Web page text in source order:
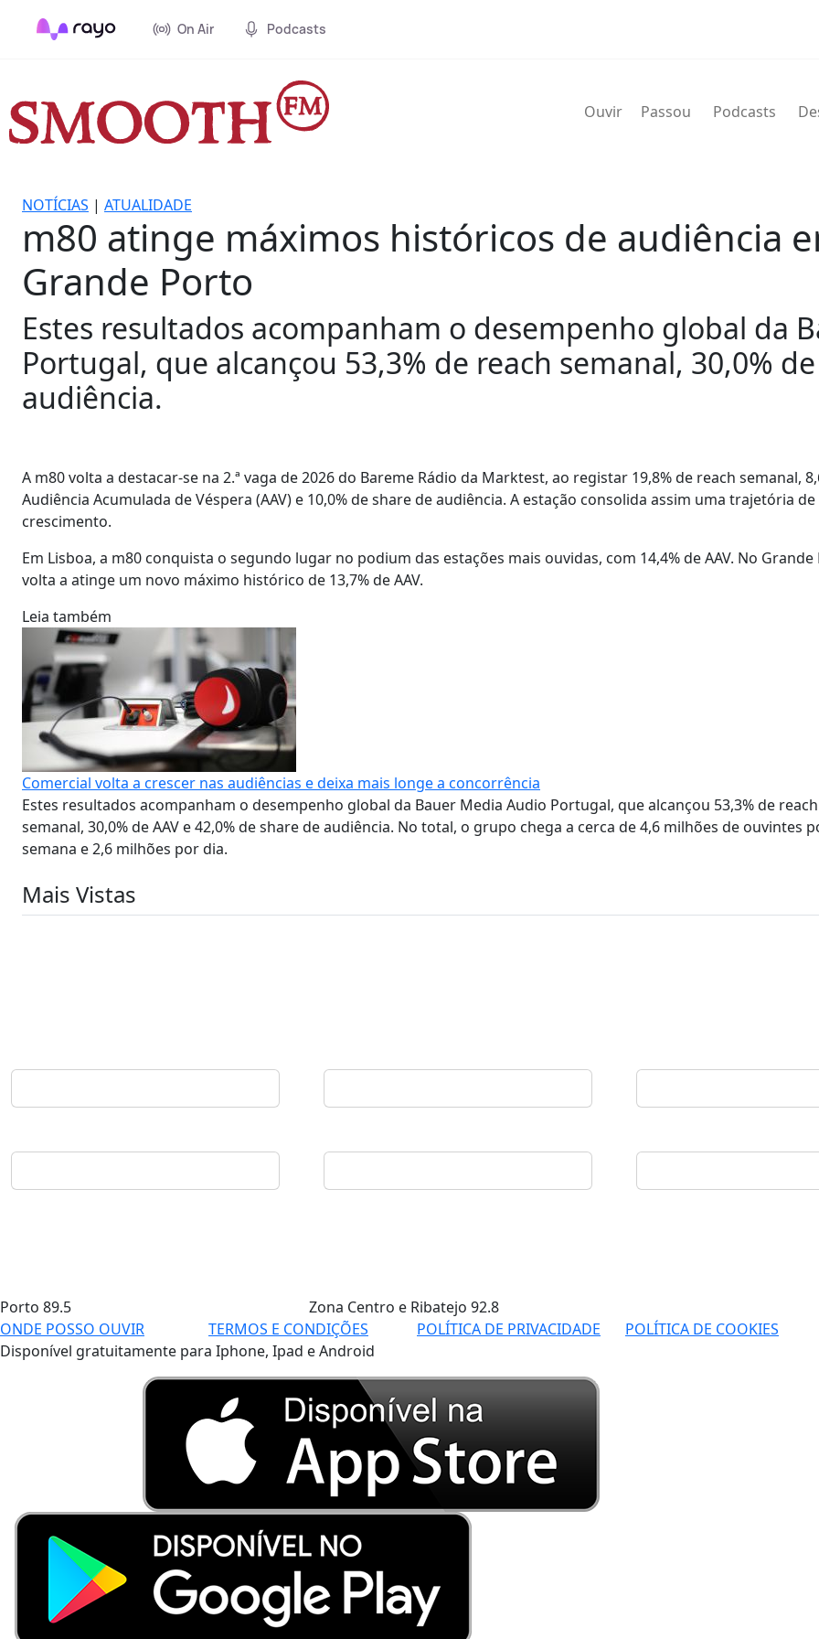
On Air Podcasts
Ouvir Passou Podcasts
NOTÍCIAS | ATUALIDADE
m80 atinge máximos históricos de audiência
Grande Porto
Estes resultados acompanham o desempenho global da
Portugal, que alcançou 53,3% de reach semanal, 30,0%
audiência.
A m80 volta a destacar-se na 2.ª vaga de 2026 do Bareme Rádio da Marktest, ao registar 19,8% de reach semanal,
Audiência Acumulada de Véspera (AAV) e 10,0% de share de audiência. A estação consolida assim uma trajetória de
crescimento.
Em Lisboa, a m80 conquista o segundo lugar no podium das estações mais ouvidas, com 14,4% de AAV. No
volta a atinge um novo máximo histórico de 13,7% de AAV.
Leia também
Comercial volta a crescer nas audiências e deixa mais longe a concorrência
Estes resultados acompanham o desempenho global da Bauer Media Audio Portugal, que alcançou 53,3% de reach
semanal, 30,0% de AAV e 42,0% de share de audiência. No total, o grupo chega a cerca de 4,6 milhões de ouvintes
semana e 2,6 milhões por dia.
Mais Vistas
Porto 89.5 Zona Centro e Ribatejo 92.8
ONDE POSSO OUVIR
TERMOS E CONDIÇÕES POLÍTICA DE PRIVACIDADE
POLÍTICA DE COOKIES
Disponível gratuitamente para Iphone, Ipad e Android